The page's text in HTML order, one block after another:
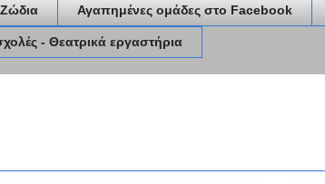
Ζώδια Αγαπημένες ομάδες στο Facebook
- Θεατρικά εργαστήρια